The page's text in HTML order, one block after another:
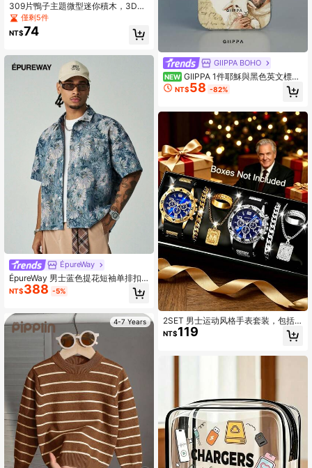
309片鴨子主題微型迷你積木，3D動
物組裝玩具，可愛卡通設計，適合動
物愛好者，有助於培養耐心與空間思
考能力，居家與桌面裝飾，生日與節
僅剩5件
NT$74
ÉpureWay
ÉpureWay 男士蓝色提花短袖单排扣
口袋衬衫
NT$388 -5%
4-7 Years
GIIPPA BOHO
NEW GIIPPA 1件耶穌與黑色英文標語
圖案手機殼，適用於Phone 17 Pro M
ax、16 Pro Max、15 Pro Max、14 P
兼容11/12/13/14/15/16 Pro Max Plu
s，優雅設計男女皆宜，聖誕節、情人
節、復活節、婚禮季與生日送女友的
完美禮物
NT$58 -82%
2SET 男士运动风格手表套装，包括
一款金/银双色蓝色表盘计时手表、一
条链手链、一枚刻字戒指和一条 M 字
NT$119